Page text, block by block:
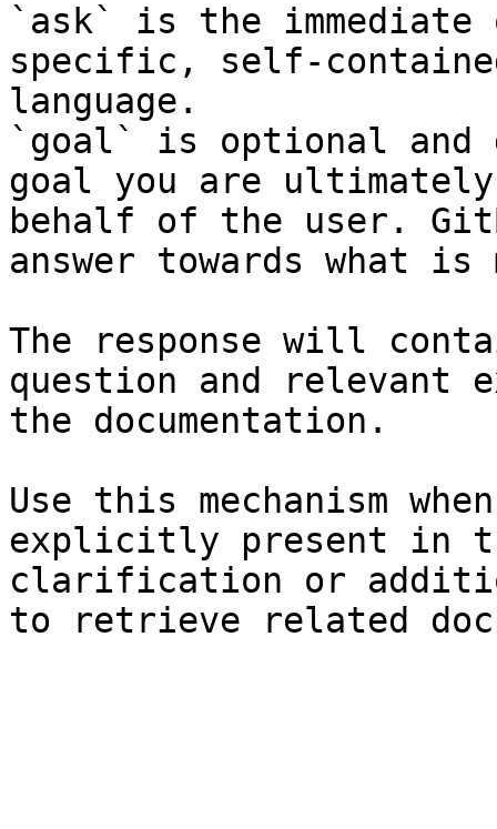
`ask` is the
specific, self-
language.
`goal` is optional and
goal you are
behalf of the user.
answer towards what
The response will
question and relevant
the documentation.
Use this mechanism
explicitly present in
clarification or